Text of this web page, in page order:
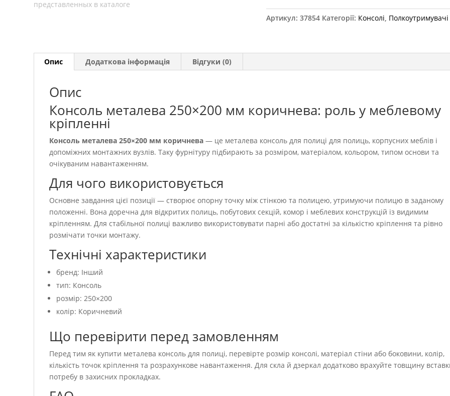
кількість
Артикул:37854 Категорії: Консолі, Полкоутримувачі
Опис Додаткова інформація Відгуки (0)
Опис
Консоль металева 250×200 мм коричнева: роль у меблевому
кріпленні
Консоль металева 250×200 мм коричнева — це металева консоль для полиці для полиць, корпусних меблів і
допоміжних монтажних вузлів. Таку фурнітуру підбирають за розміром, матеріалом, кольором, типом основи та
очікуваним навантаженням.
Для чого використовується
Основне завдання цієї позиції — створює опорну точку між стінкою та полицею, утримуючи полицю в заданому
положенні. Вона доречна для відкритих полиць, побутових секцій, комор і меблевих конструкцій із видимим
кріпленням. Для стабільної полиці важливо використовувати парні або достатні за кількістю кріплення та рівно
розмічати точки монтажу.
Технічні характеристики
бренд: Інший
тип: Консоль
розмір: 250×200
колір: Коричневий
Що перевірити перед замовленням
Перед тим як купити металева консоль для полиці, перевірте розмір консолі, матеріал стіни або боковини, колір,
кількість точок кріплення та розрахункове навантаження. Для скла й дзеркал додатково врахуйте товщину
потребу в захисних прокладках.